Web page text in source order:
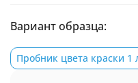
Вариант образца:
Пробник цвета краски 1